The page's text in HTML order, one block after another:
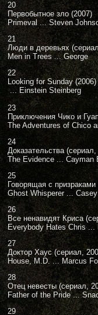
20
Первобытное зло (2007)
Primeval ... Steven
21
Люди в деревьях
Men in Trees ... George
22
Looking for Sunday (2006)
... Einstein Steinberg
23
Приключения Чико и
The Adventures of Chico
24
Доказательства (сериал,
The Evidence ... Cayman
25
Говорящая с
Ghost Whisperer ...
26
Все ненавидят Криса
Everybody Hates Chris ...
27
Доктор Хаус (сериал,
House, M.D. ... Marcus
28
Отец невесты (сериал,
Father of the Pride ...
29